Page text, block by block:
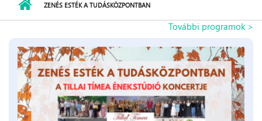
ZENÉS ESTÉK A TUDÁSKÖZPONTBAN
További programok >